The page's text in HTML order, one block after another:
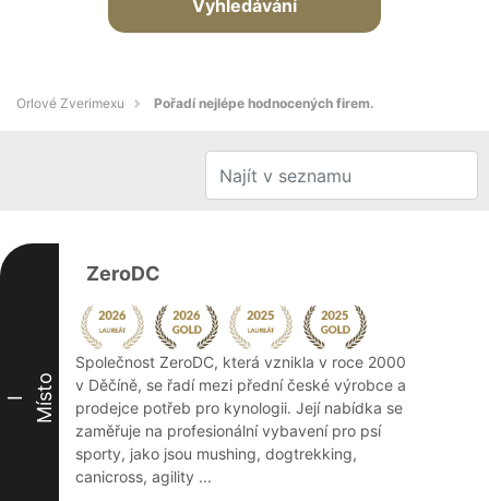
Vyhledávání
Orlové Zverimexu Pořadí nejlépe hodnocených firem.
I Místo
ZeroDC
Společnost ZeroDC, která vznikla v roce 2000
v Děčíně, se řadí mezi přední české výrobce a
prodejce potřeb pro kynologii. Její nabídka se
zaměřuje na profesionální vybavení pro psí
sporty, jako jsou mushing, dogtrekking,
canicross, agility ...